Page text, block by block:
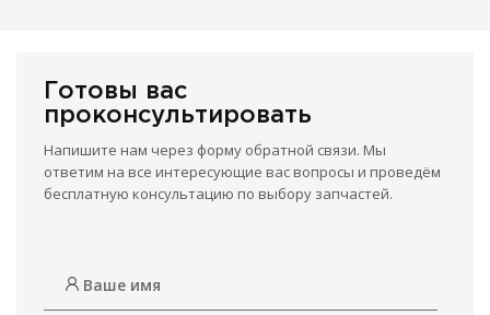
Готовы вас
проконсультировать
Напишите нам через форму обратной связи. Мы
ответим на все интересующие вас вопросы и проведём
бесплатную консультацию по выбору запчастей.